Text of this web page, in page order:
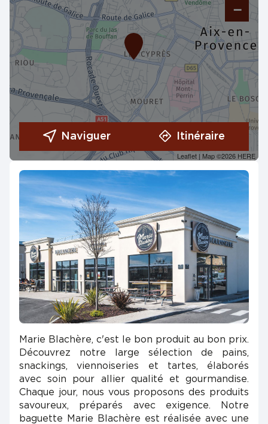
−
Leaflet | Map ©2026 HERE
Naviguer Itinéraire
Marie Blachère, c'est le bon produit au bon prix.
Découvrez notre large sélection de pains,
snackings, viennoiseries et tartes, élaborés
avec soin pour allier qualité et gourmandise.
Chaque jour, nous vous proposons des produits
savoureux, préparés avec exigence. Notre
baguette Marie Blachère est réalisée avec une